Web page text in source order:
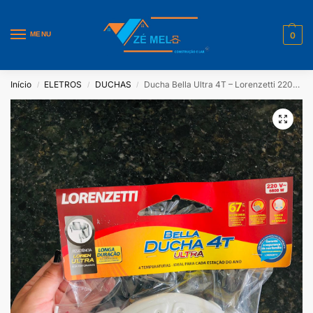
MENU 0
Início / ELETROS / DUCHAS / Ducha Bella Ultra 4T – Lorenzetti 220v 6800w